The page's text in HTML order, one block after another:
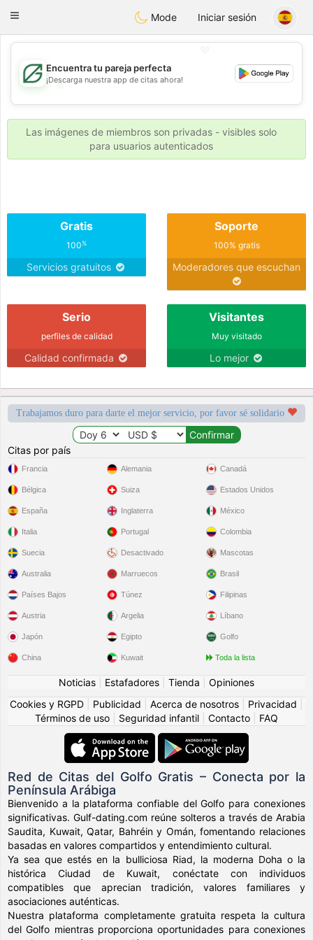
GulfDating
Toggle
Mode Iniciar sesión
💖
💕
💕
Encuentra tu pareja perfecta
¡Descarga nuestra app de citas ahora!
Las imágenes de miembros son privadas - visibles solo
para usuarios autenticados
Gratis
100%
Servicios gratuitos
Soporte
100% gratis
Moderadores que escuchan
Serio
perfiles de calidad
Calidad confirmada
Visitantes
Muy visitado
Lo mejor
Trabajamos duro para darte el mejor servicio, por favor sé solidario
Citas por país
Francia
Bélgica
España
Italia
Suecia
Alemania
Suiza
Inglaterra
Portugal
Desactivado
Canadá
Estados Unidos
México
Colombia
Mascotas
Australia
Países Bajos
Austria
Japón
China
Marruecos
Túnez
Argelia
Egipto
Kuwait
Brasil
Filipinas
Líbano
Golfo
Toda la lista
Noticias Estafadores Tienda
Opiniones
Cookies y RGPD
Publicidad Acerca de nosotros Privacidad
Términos de uso
Seguridad infantil Contacto FAQ
Red de Citas del Golfo Gratis – Conecta por la
Península Arábiga
Bienvenido a la plataforma confiable del Golfo para conexiones
significativas. Gulf-dating.com reúne solteros a través de Arabia
Saudita, Kuwait, Qatar, Bahréin y Omán, fomentando relaciones
basadas en valores compartidos y entendimiento cultural.
Ya sea que estés en la bulliciosa Riad, la moderna Doha o la
histórica Ciudad de Kuwait, conéctate con individuos
compatibles que aprecian tradición, valores familiares y
asociaciones auténticas.
Nuestra plataforma completamente gratuita respeta la cultura
del Golfo mientras proporciona oportunidades para conexiones